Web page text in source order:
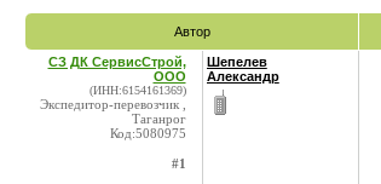
Автор
СЗ ДК СервисСтрой,
ООО
(ИНН:6154161369)
Экспедитор-перевозчик ,
Таганрог
Код:5080975
#1
Шепелев
Александр